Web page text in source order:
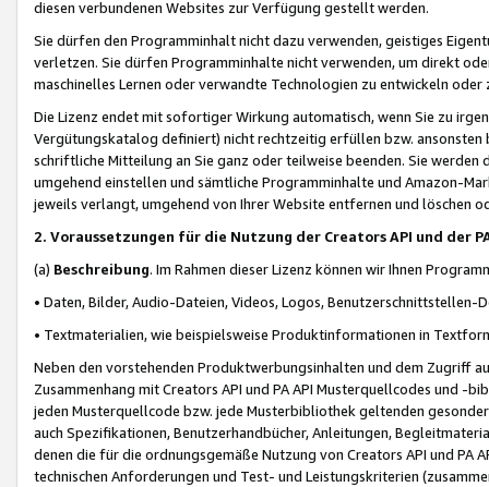
diesen verbundenen Websites zur Verfügung gestellt werden.
Sie dürfen den Programminhalt nicht dazu verwenden, geistiges
verletzen. Sie dürfen Programminhalte nicht verwenden, um direkt
maschinelles Lernen oder verwandte Technologien zu entwickeln
Die Lizenz endet mit sofortiger Wirkung automatisch, wenn Sie zu
Vergütungskatalog definiert) nicht rechtzeitig erfüllen bzw. ansonsten
schriftliche Mitteilung an Sie ganz oder teilweise beenden. Sie werden
umgehend einstellen und sämtliche Programminhalte und Amazon-
jeweils verlangt, umgehend von Ihrer Website entfernen und löschen
2. Voraussetzungen für die Nutzung der Creators API und der
(a) Beschreibung. Im Rahmen dieser Lizenz können wir Ihnen
• Daten, Bilder, Audio-Dateien, Videos, Logos, Benutzerschnittstellen-
• Textmaterialien, wie beispielsweise Produktinformationen in
Neben den vorstehenden Produktwerbungsinhalten und dem Zugriff
Zusammenhang mit Creators API und PA API Musterquellcodes und
jeden Musterquellcode bzw. jede Musterbibliothek geltenden
auch Spezifikationen, Benutzerhandbücher, Anleitungen,
denen die für die ordnungsgemäße Nutzung von Creators API und PA
technischen Anforderungen und Test- und Leistungskriterien